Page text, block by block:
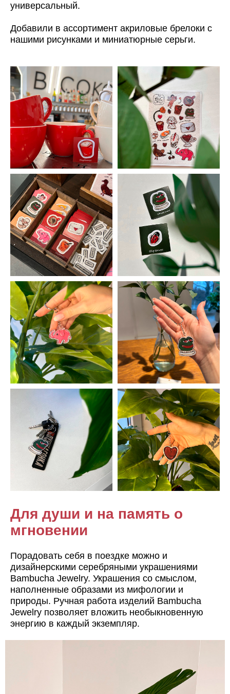
универсальный.
Добавили в ассортимент акриловые брелоки с
нашими рисунками и миниатюрные серьги.
Для души и на память о
мгновении
Порадовать себя в поездке можно и
дизайнерскими серебряными украшениями
Bambucha Jewelry. Украшения со смыслом,
наполненные образами из мифологии и
природы. Ручная работа изделий Bambucha
Jewelry позволяет вложить необыкновенную
энергию в каждый экземпляр.